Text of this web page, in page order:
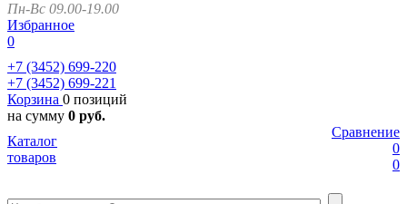
Пн-Вс 09.00-19.00
Избранное
0
+7 (3452) 699-220
+7 (3452) 699-221
Корзина 0 позиций
на сумму 0 руб.
Сравнение
0
0
Каталог
товаров